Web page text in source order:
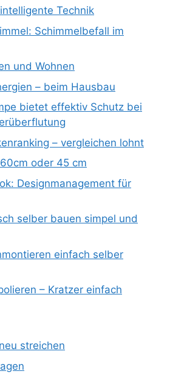
Technik
Schimmelbefall im
und Wohnen
– beim Hausbau
bietet effektiv Schutz bei
– vergleichen lohnt
oder 45 cm
Designmanagement für
selber bauen simpel und
einfach selber
– Kratzer einfach
streichen